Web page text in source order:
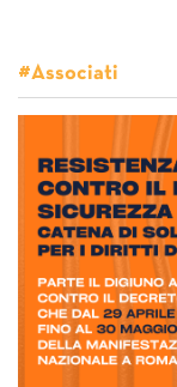
#Associati